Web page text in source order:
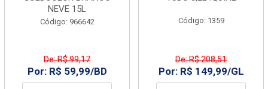
NEVE 15L
Código: 966642
De: R$ 99,17
Por: R$ 59,99/BD
Código: 1359
De: R$ 208,51
Por: R$ 149,99/GL